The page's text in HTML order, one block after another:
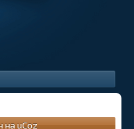
на uCoz